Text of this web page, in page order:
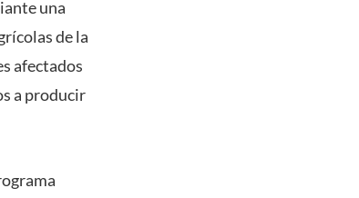
una
de la
afectados
a producir